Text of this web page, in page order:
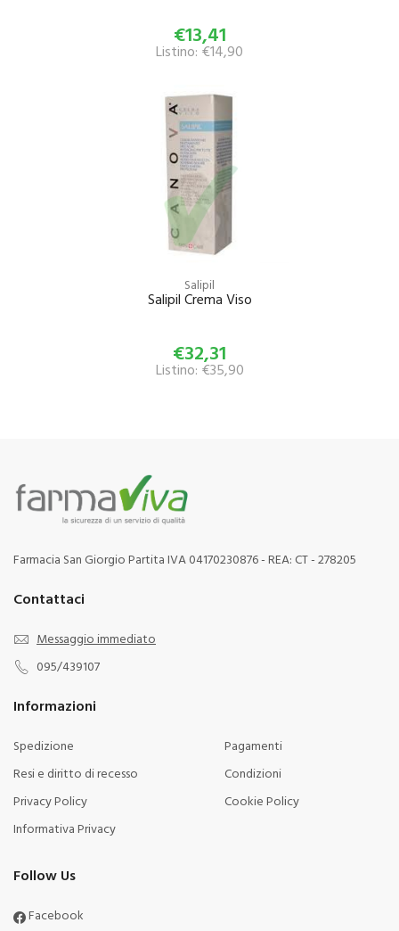
€13,41
Listino: €14,90
Salipil
Salipil Crema Viso
€32,31
Listino: €35,90
Farmacia San Giorgio Partita IVA 04170230876 - REA: CT - 278205
Contattaci
Messaggio immediato
095/439107
Informazioni
Spedizione
Pagamenti
Resi e diritto di recesso
Condizioni
Privacy Policy
Cookie Policy
Informativa Privacy
Follow Us
Facebook